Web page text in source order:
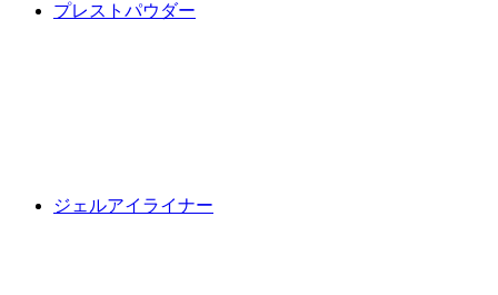
プレストパウダー
ジェルアイライナー